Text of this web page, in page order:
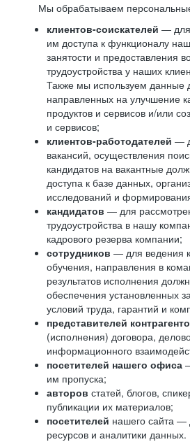
Мы обрабатываем
клиентов-соискателей — для
им доступа к функционалу
занятости и предоставления
трудоустройства у наших
Также мы используем данные
направленных на улучшение
продуктов и сервисов и/или
и сервисов;
клиентов-работодателей —
вакансий, осуществления
кандидатов на вакантные
доступа к базе данных,
исследований и
кандидатов — для
трудоустройства в нашу
кадрового резерва компании;
сотрудников — для ведения
обучения, направления в
результатов исполнения
обеспечения установленных
условий труда, гарантий и
представителей
(исполнения) договора,
информационного
посетителей нашего офиса
им пропуска;
авторов статей, блогов,
публикации их материалов;
посетителей нашего сайта —
ресурсов и аналитики данных.